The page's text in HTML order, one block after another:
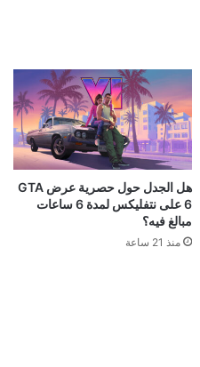
هل الجدل حول حصرية عرض GTA
6 على نتفليكس لمدة 6 ساعات
مبالغ فيه؟
منذ 21 ساعة